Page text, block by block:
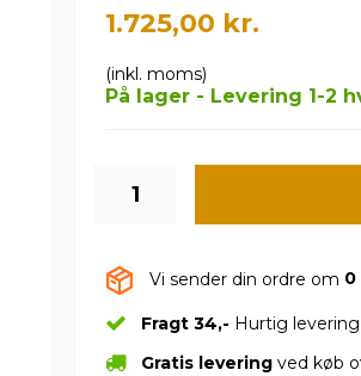
1.725,00 kr.
(inkl. moms)
På lager - Levering 1-2
Vi sender din ordre om 0
Fragt 34,- Hurtig levering
Gratis levering ved køb